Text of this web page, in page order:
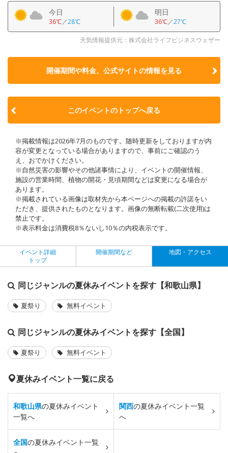
今日
36℃／28℃
明日
36℃／27℃
天気情報提供元：株式会社ライフビジネスウェザー
開催期間や料金、公式サイトの情報を見る
このイベントのトップへ戻る
※掲載情報は2026年7月のものです。随時更新をしておりますが内
容が変更となっている場合がありますので、事前にご確認のう
え、おでかけください。
※自然災害の影響やその他諸事情により、イベントの開催情報、
施設の営業時間、植物の開花・見頃期間などは変更になる場合が
あります。
※掲載されている画像は取材先から本ページへの掲載の許諾をい
ただき、提供されたものとなります。画像の無断転載(二次使用)は
禁止です。
※表示料金は消費税8％ないし10％の内税表示です。
イベント詳細
トップ
開催期間など 地図・アクセス
同じジャンルの夏休みイベントを探す【和歌山県】
夏祭り 無料イベント
同じジャンルの夏休みイベントを探す【全国】
夏祭り 無料イベント
夏休みイベント一覧に戻る
和歌山県の夏休みイベント
一覧へ
関西の夏休みイベント一覧
へ
全国の夏休みイベント一覧